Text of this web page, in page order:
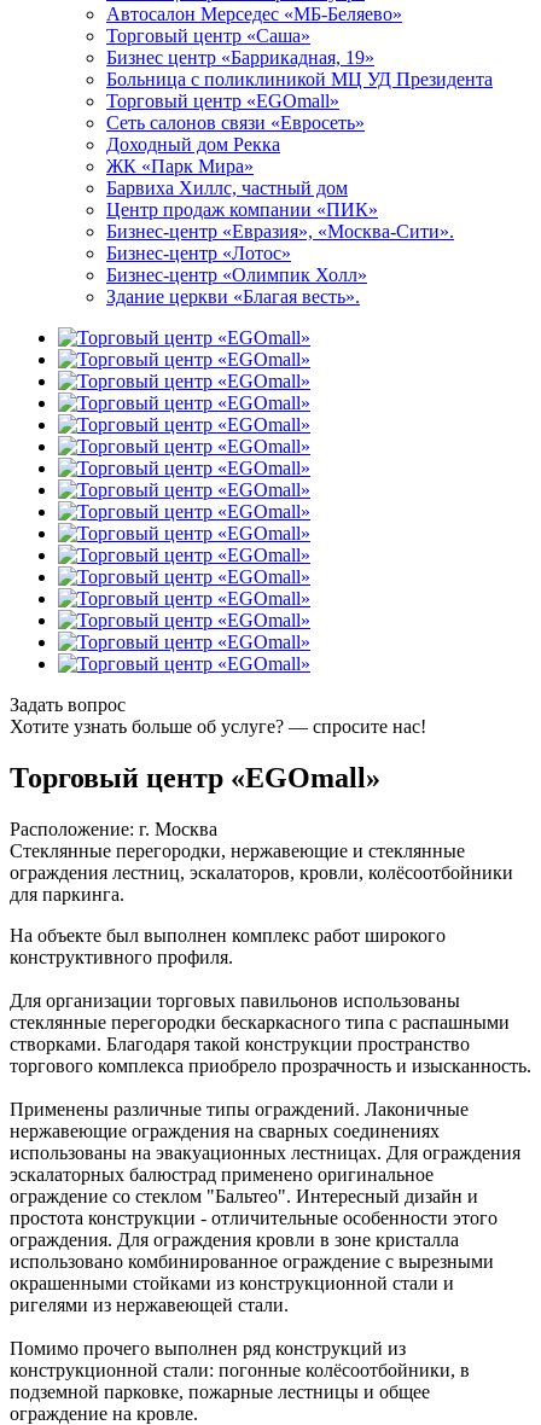
Автосалон Мерседес «МБ-Беляево»
Торговый центр «Саша»
Бизнес центр «Баррикадная, 19»
Больница с поликлиникой МЦ УД Президента
Торговый центр «EGOmall»
Сеть салонов связи «Евросеть»
Доходный дом Рекка
ЖК «Парк Мира»
Барвиха Хиллс, частный дом
Центр продаж компании «ПИК»
Бизнес-центр «Евразия», «Москва-Сити».
Бизнес-центр «Лотос»
Бизнес-центр «Олимпик Холл»
Здание церкви «Благая весть».
Задать вопрос
Хотите узнать больше об услуге? — спросите нас!
Торговый центр «EGOmall»
Расположение: г. Москва
Стеклянные перегородки, нержавеющие и стеклянные
ограждения лестниц, эскалаторов, кровли, колёсоотбойники
для паркинга.
На объекте был выполнен комплекс работ широкого
конструктивного профиля.
Для организации торговых павильонов использованы
стеклянные перегородки бескаркасного типа с распашными
створками. Благодаря такой конструкции пространство
торгового комплекса приобрело прозрачность и изысканность.
Применены различные типы ограждений. Лаконичные
нержавеющие ограждения на сварных соединениях
использованы на эвакуационных лестницах. Для ограждения
эскалаторных балюстрад применено оригинальное
ограждение со стеклом "Бальтео". Интересный дизайн и
простота конструкции - отличительные особенности этого
ограждения. Для ограждения кровли в зоне кристалла
использовано комбинированное ограждение с вырезными
окрашенными стойками из конструкционной стали и
ригелями из нержавеющей стали.
Помимо прочего выполнен ряд конструкций из
конструкционной стали: погонные колёсоотбойники, в
подземной парковке, пожарные лестницы и общее
ограждение на кровле.